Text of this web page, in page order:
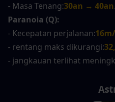
- Masa Tenang:30an → 40an.
Paranoia (Q):
- Kecepatan perjalanan:
- rentang maks dikurangi:
- jangkauan terlihat